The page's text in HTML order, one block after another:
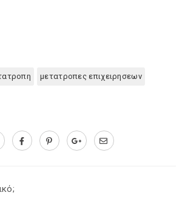
μετατροπες επιχειρησεων